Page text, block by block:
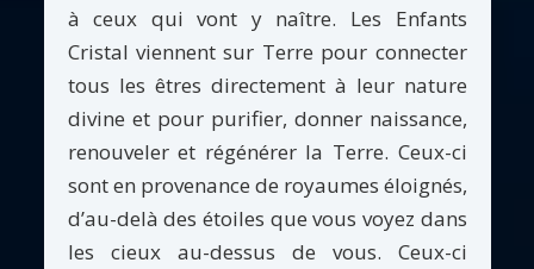
à ceux qui vont y naître. Les Enfants
Cristal viennent sur Terre pour connecter
tous les êtres directement à leur nature
divine et pour purifier, donner naissance,
renouveler et régénérer la Terre. Ceux-ci
sont en provenance de royaumes éloignés,
d’au-delà des étoiles que vous voyez dans
les cieux au-dessus de vous. Ceux-ci